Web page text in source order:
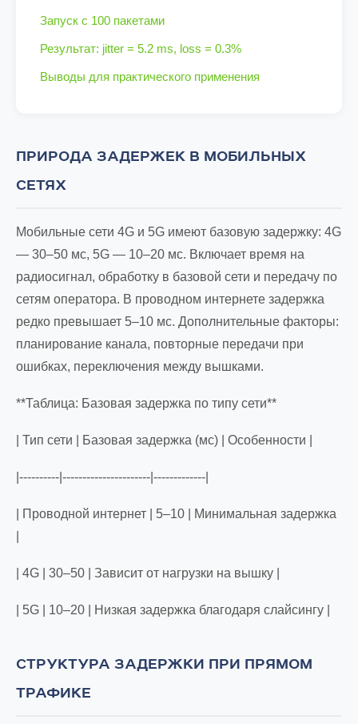
Запуск с 100 пакетами
Результат: jitter = 5.2 ms, loss = 0.3%
Выводы для практического применения
ПРИРОДА ЗАДЕРЖЕК В МОБИЛЬНЫХ
СЕТЯХ
Мобильные сети 4G и 5G имеют базовую задержку: 4G
— 30–50 мс, 5G — 10–20 мс. Включает время на
радиосигнал, обработку в базовой сети и передачу по
сетям оператора. В проводном интернете задержка
редко превышает 5–10 мс. Дополнительные факторы:
планирование канала, повторные передачи при
ошибках, переключения между вышками.
**Таблица: Базовая задержка по типу сети**
| Тип сети | Базовая задержка (мс) | Особенности |
|----------|----------------------|-------------|
| Проводной интернет | 5–10 | Минимальная задержка
| 4G | 30–50 | Зависит от нагрузки на вышку |
| 5G | 10–20 | Низкая задержка благодаря слайсингу |
СТРУКТУРА ЗАДЕРЖКИ ПРИ ПРЯМОМ
ТРАФИКЕ